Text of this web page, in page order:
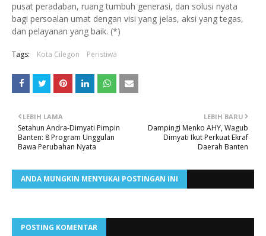
pusat peradaban, ruang tumbuh generasi, dan solusi nyata
bagi persoalan umat dengan visi yang jelas, aksi yang tegas,
dan pelayanan yang baik. (*)
Tags: Kota Cilegon Peristiwa
LEBIH BARU
Dampingi Menko AHY, Wagub
Dimyati Ikut Perkuat Ekraf
Daerah Banten
LEBIH LAMA
Setahun Andra-Dimyati Pimpin
Banten: 8 Program Unggulan
Bawa Perubahan Nyata
ANDA MUNGKIN MENYUKAI POSTINGAN INI
POSTING KOMENTAR